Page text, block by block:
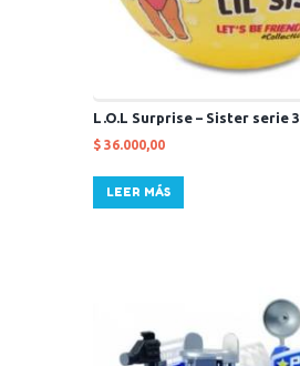
L.O.L Surprise – Sister serie 3
$ 36.000,00
LEER MÁS